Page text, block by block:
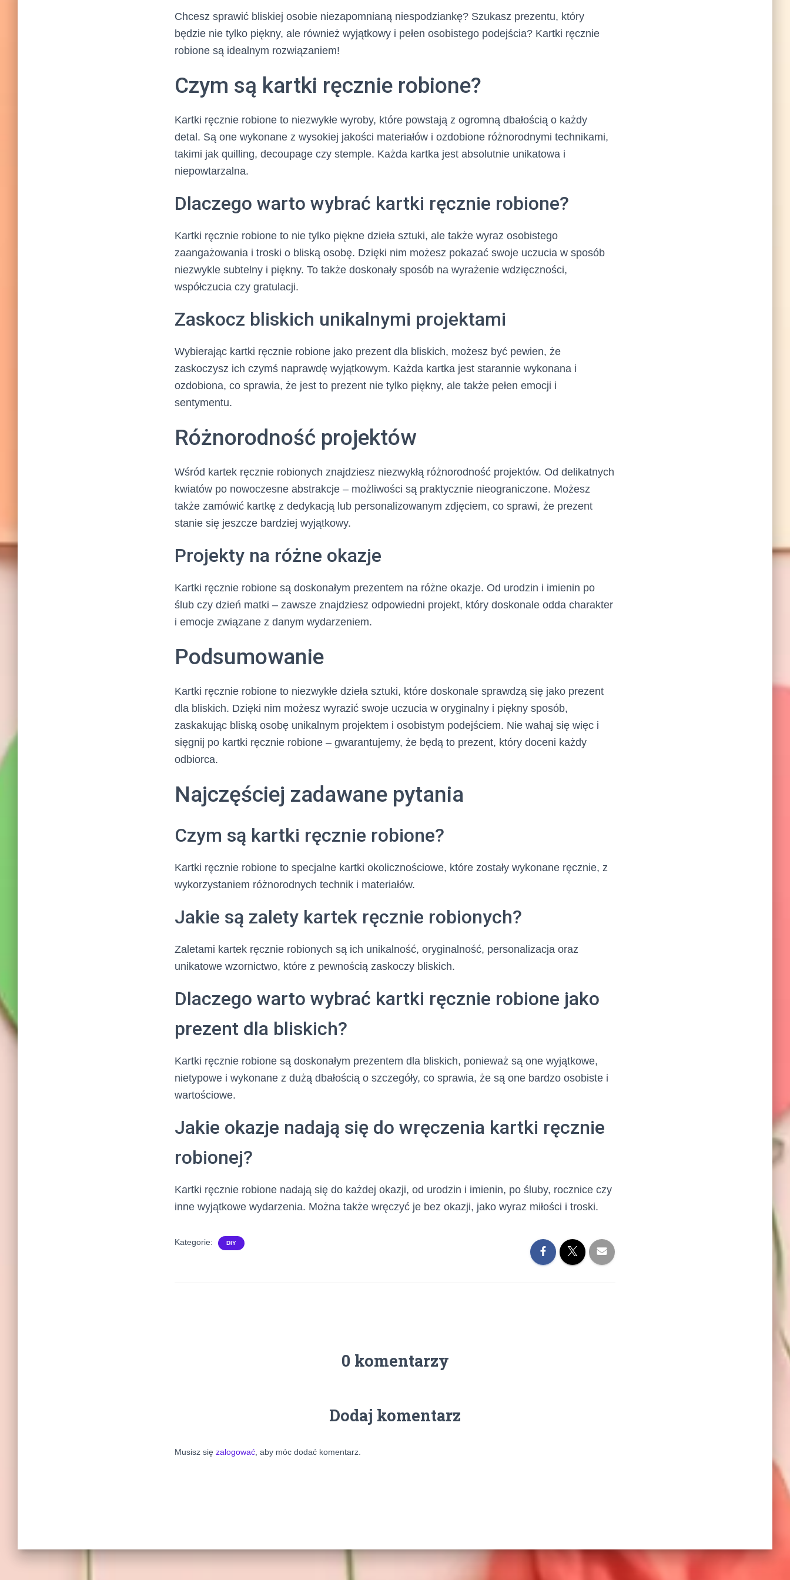
Chcesz sprawić bliskiej osobie niezapomnianą niespodziankę? Szukasz prezentu, który
będzie nie tylko piękny, ale również wyjątkowy i pełen osobistego podejścia? Kartki ręcznie
robione są idealnym rozwiązaniem!
Czym są kartki ręcznie robione?
Kartki ręcznie robione to niezwykłe wyroby, które powstają z ogromną dbałością o każdy
detal. Są one wykonane z wysokiej jakości materiałów i ozdobione różnorodnymi technikami,
takimi jak quilling, decoupage czy stemple. Każda kartka jest absolutnie unikatowa i
niepowtarzalna.
Dlaczego warto wybrać kartki ręcznie robione?
Kartki ręcznie robione to nie tylko piękne dzieła sztuki, ale także wyraz osobistego
zaangażowania i troski o bliską osobę. Dzięki nim możesz pokazać swoje uczucia w sposób
niezwykle subtelny i piękny. To także doskonały sposób na wyrażenie wdzięczności,
współczucia czy gratulacji.
Zaskocz bliskich unikalnymi projektami
Wybierając kartki ręcznie robione jako prezent dla bliskich, możesz być pewien, że
zaskoczysz ich czymś naprawdę wyjątkowym. Każda kartka jest starannie wykonana i
ozdobiona, co sprawia, że jest to prezent nie tylko piękny, ale także pełen emocji i
sentymentu.
Różnorodność projektów
Wśród kartek ręcznie robionych znajdziesz niezwykłą różnorodność projektów. Od delikatnych
kwiatów po nowoczesne abstrakcje – możliwości są praktycznie nieograniczone. Możesz
także zamówić kartkę z dedykacją lub personalizowanym zdjęciem, co sprawi, że prezent
stanie się jeszcze bardziej wyjątkowy.
Projekty na różne okazje
Kartki ręcznie robione są doskonałym prezentem na różne okazje. Od urodzin i imienin po
ślub czy dzień matki – zawsze znajdziesz odpowiedni projekt, który doskonale odda charakter
i emocje związane z danym wydarzeniem.
Podsumowanie
Kartki ręcznie robione to niezwykłe dzieła sztuki, które doskonale sprawdzą się jako prezent
dla bliskich. Dzięki nim możesz wyrazić swoje uczucia w oryginalny i piękny sposób,
zaskakując bliską osobę unikalnym projektem i osobistym podejściem. Nie wahaj się więc i
sięgnij po kartki ręcznie robione – gwarantujemy, że będą to prezent, który doceni każdy
odbiorca.
Najczęściej zadawane pytania
Czym są kartki ręcznie robione?
Kartki ręcznie robione to specjalne kartki okolicznościowe, które zostały wykonane ręcznie, z
wykorzystaniem różnorodnych technik i materiałów.
Jakie są zalety kartek ręcznie robionych?
Zaletami kartek ręcznie robionych są ich unikalność, oryginalność, personalizacja oraz
unikatowe wzornictwo, które z pewnością zaskoczy bliskich.
Dlaczego warto wybrać kartki ręcznie robione jako
prezent dla bliskich?
Kartki ręcznie robione są doskonałym prezentem dla bliskich, ponieważ są one wyjątkowe,
nietypowe i wykonane z dużą dbałością o szczegóły, co sprawia, że są one bardzo osobiste i
wartościowe.
Jakie okazje nadają się do wręczenia kartki ręcznie
robionej?
Kartki ręcznie robione nadają się do każdej okazji, od urodzin i imienin, po śluby, rocznice czy
inne wyjątkowe wydarzenia. Można także wręczyć je bez okazji, jako wyraz miłości i troski.
Kategorie: DIY
0 komentarzy
Dodaj komentarz
Musisz się zalogować , aby móc dodać komentarz.